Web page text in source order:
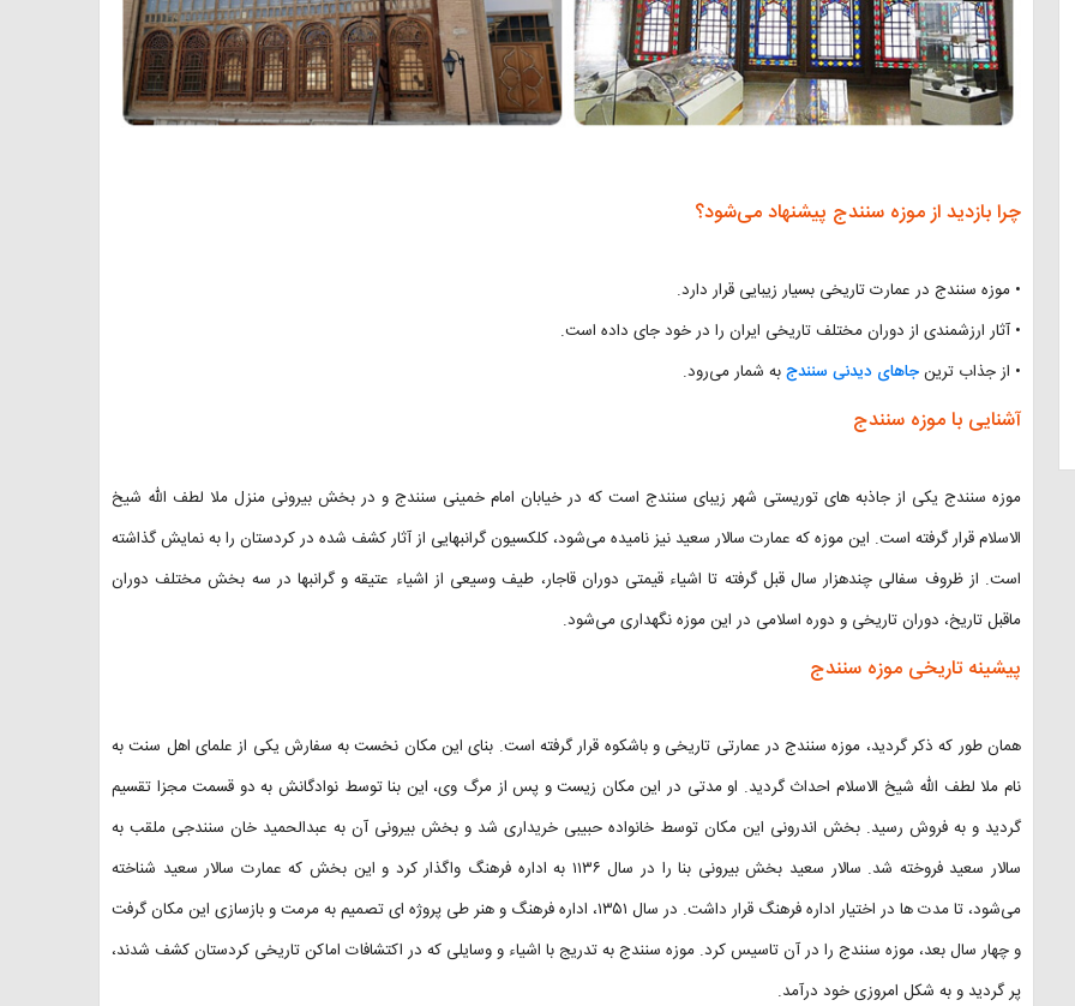
چرا بازدید از موزه سنندج پیشنهاد می‌شود؟
• موزه سنندج در عمارت تاریخی بسیار زیبایی قرار دارد.
• آثار ارزشمندی از دوران مختلف تاریخی ایران را در خود جای داده است.
• از جذاب ترینجاهای دیدنی سنندجبه شمار می‌رود.
آشنایی با موزه سنندج
موزه سنندج یکی از جاذبه های توریستی شهر زیبای سنندج است که در خیابان امام خمینی سنندج و در بخش بیرونی منزل ملا لطف الله شیخ
الاسلام قرار گرفته است. این موزه که عمارت سالار سعید نیز نامیده می‌شود، کلکسیون گرانبهایی از آثار کشف شده در کردستان را به نمایش گذاشته
است. از ظروف سفالی چندهزار سال قبل گرفته تا اشیاء قیمتی دوران قاجار، طیف وسیعی از اشیاء عتیقه و گرانبها در سه بخش مختلف دوران
ماقبل تاریخ، دوران تاریخی و دوره اسلامی در این موزه نگهداری می‌شود.
پیشینه تاریخی موزه سنندج
همان طور که ذکر گردید، موزه سنندج در عمارتی تاریخی و باشکوه قرار گرفته است. بنای این مکان نخست به سفارش یکی از علمای اهل سنت به
نام ملا لطف الله شیخ الاسلام احداث گردید. او مدتی در این مکان زیست و پس از مرگ وی، این بنا توسط نوادگانش به دو قسمت مجزا تقسیم
گردید و به فروش رسید. بخش اندرونی این مکان توسط خانواده حبیبی خریداری شد و بخش بیرونی آن به عبدالحمید خان سنندجی ملقب به
سالار سعید فروخته شد. سالار سعید بخش بیرونی بنا را در سال ۱۱۳۶ به اداره فرهنگ واگذار کرد و این بخش که عمارت سالار سعید شناخته
می‌شود، تا مدت ها در اختیار اداره فرهنگ قرار داشت. در سال ۱۳۵۱، اداره فرهنگ و هنر طی پروژه ای تصمیم به مرمت و بازسازی این مکان گرفت
و چهار سال بعد، موزه سنندج را در آن تاسیس کرد. موزه سنندج به تدریج با اشیاء و وسایلی که در اکتشافات اماکن تاریخی کردستان کشف شدند،
پر گردید و به شکل امروزی خود درآمد.